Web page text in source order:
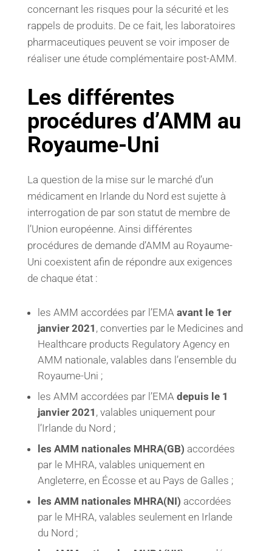
concernant les risques pour la sécurité et les
rappels de produits. De ce fait, les laboratoires
pharmaceutiques peuvent se voir imposer de
réaliser une étude complémentaire post-AMM.
Les différentes
procédures d’AMM au
Royaume-Uni
La question de la mise sur le marché d’un
médicament en Irlande du Nord est sujette à
interrogation de par son statut de membre de
l’Union européenne. Ainsi différentes
procédures de demande d’AMM au Royaume-
Uni coexistent afin de répondre aux exigences
de chaque état :
les AMM accordées par l’EMA avant le 1er
janvier 2021 , converties par le Medicines and
Healthcare products Regulatory Agency en
AMM nationale, valables dans l’ensemble du
Royaume-Uni ;
les AMM accordées par l’EMA depuis le 1
janvier 2021 , valables uniquement pour
l’Irlande du Nord ;
les AMM nationales MHRA(GB) accordées
par le MHRA, valables uniquement en
Angleterre, en Écosse et au Pays de Galles ;
les AMM nationales MHRA(NI) accordées
par le MHRA, valables seulement en Irlande
du Nord ;